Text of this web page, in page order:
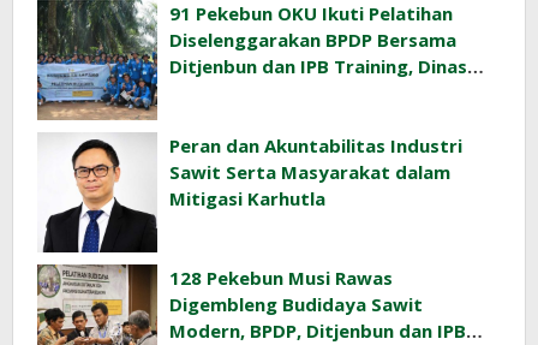
91 Pekebun OKU Ikuti Pelatihan
Diselenggarakan BPDP Bersama
Ditjenbun dan IPB Training, Dinas
Peran dan Akuntabilitas Industri
Sawit Serta Masyarakat dalam
Mitigasi Karhutla
128 Pekebun Musi Rawas
Digembleng Budidaya Sawit
Modern, BPDP, Ditjenbun dan IPB